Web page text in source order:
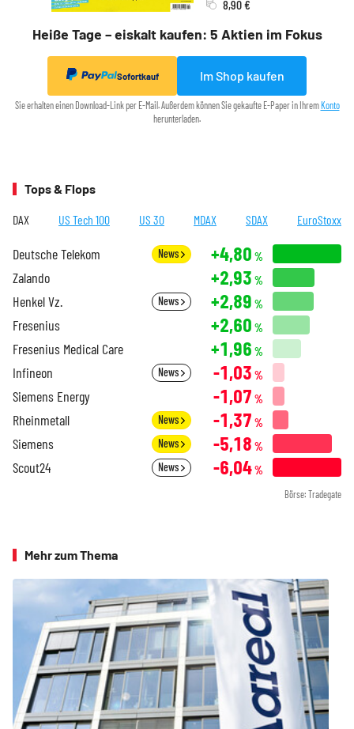
Heiße Tage – eiskalt kaufen: 5 Aktien im Fokus
8,90 €
Sofortkauf Im Shop kaufen
Sie erhalten einen Download-Link per E-Mail. Außerdem können Sie gekaufte E-Paper in Ihrem Konto
herunterladen.
Tops & Flops
DAX US Tech 100 US 30 MDAX SDAX EuroStoxx
Deutsche Telekom News +4,80 %
Zalando +2,93 %
Henkel Vz. News +2,89 %
Fresenius +2,60 %
Fresenius Medical Care +1,96 %
Infineon News -1,03 %
Siemens Energy -1,07 %
Rheinmetall News -1,37 %
Siemens News -5,18 %
Scout24 News -6,04%
Börse: Tradegate
Mehr zum Thema